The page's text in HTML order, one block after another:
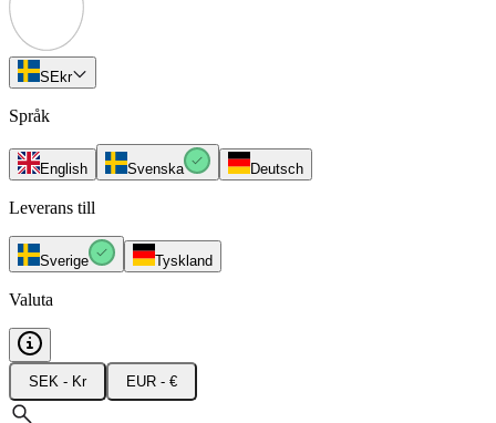
SEkr
Språk
English Svenska Deutsch
Leverans till
Sverige Tyskland
Valuta
SEK - Kr EUR - €